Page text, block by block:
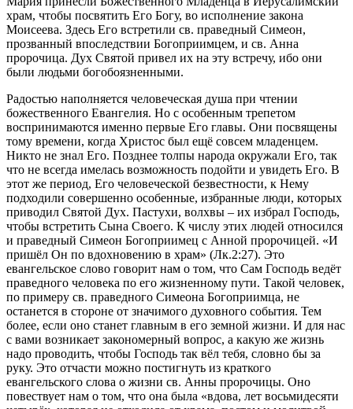
храм, чтобы посвятить Его Богу, во исполнение закона
Моисеева. Здесь Его встретили св. праведный Симеон,
прозванный впоследствии Богоприимцем, и св. Анна
пророчица. Дух Святой привел их на эту встречу, ибо они
были людьми богобоязненными.
Радостью наполняется человеческая душа при чтении
божественного Евангелия. Но с особенным трепетом
воспринимаются именно первые Его главы. Они посвящены
тому времени, когда Христос был ещё совсем младенцем.
Никто не знал Его. Позднее толпы народа окружали Его, так
что не всегда имелась возможность подойти и увидеть Его. В
этот же период, Его человеческой безвестности, к Нему
подходили совершенно особенные, избранные люди, которых
приводил Святой Дух. Пастухи, волхвы – их избрал Господь,
чтобы встретить Сына Своего. К числу этих людей относился
и праведный Симеон Богоприимец с Анной пророчицей. «И
пришёл Он по вдохновению в храм» (Лк.2:27). Это
евангельское слово говорит нам о том, что Сам Господь ведёт
праведного человека по его жизненному пути. Такой человек,
по примеру св. праведного Симеона Богоприимца, не
останется в стороне от значимого духовного события. Тем
более, если оно станет главным в его земной жизни. И для нас
с вами возникает закономерный вопрос, а какую же жизнь
надо проводить, чтобы Господь так вёл тебя, словно бы за
руку. Это отчасти можно постигнуть из краткого
евангельского слова о жизни св. Анны пророчицы. Оно
повествует нам о том, что она была «вдова, лет восьмидесяти